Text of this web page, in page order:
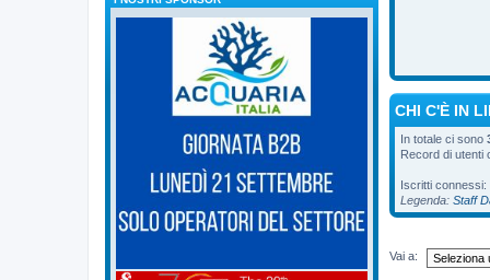
CHI C'È IN
In totale ci sono
Record di utenti
Iscritti connessi:
Legenda: Staff
Vai a: